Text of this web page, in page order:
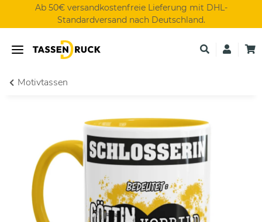
Ab 50€ versandkostenfreie Lieferung mit DHL-
Standardversand nach Deutschland.
Motivtassen